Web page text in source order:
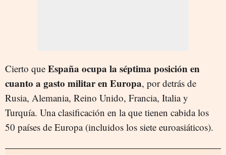
Cierto que España ocupa la séptima posición en
cuanto a gasto militar en Europa, por detrás de
Rusia, Alemania, Reino Unido, Francia, Italia y
Turquía. Una clasificación en la que tienen cabida los
50 países de Europa (incluidos los siete euroasiáticos).